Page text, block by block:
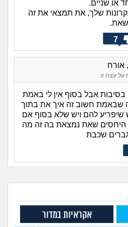
או שניים.
שלך, את תמצאי את זה
שאת.
7
על עצה זו
בסיבות אבל בסוף אין לי באמת
שבאמת חשוב זה איך את בתוך
שיפריע להם ויש שלא בסוף אם
היחסים שאת נמצאת בה זה מה
שכבת
אקראיות במדור